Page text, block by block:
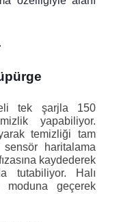
tek şarjla 150
yapabiliyor.
temizliği tam
sensör haritalama
kaydederek
tutabiliyor. Halı
moduna geçerek